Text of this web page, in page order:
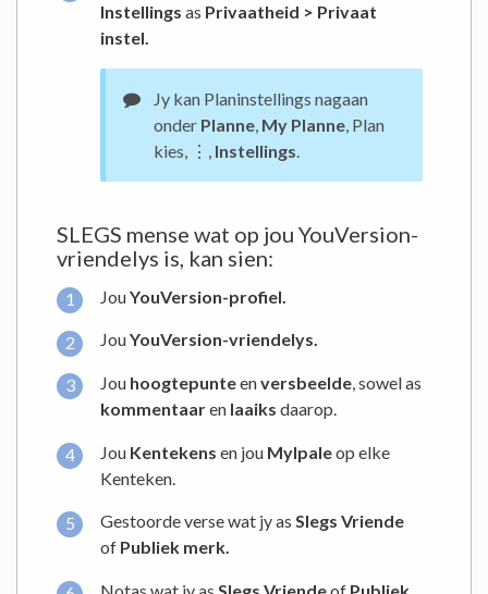
Instellings as Privaatheid > Privaat
instel.
Jy kan Planinstellings nagaan
onder Planne, My Planne, Plan
kies, ⋮, Instellings.
SLEGS mense wat op jou YouVersion-
vriendelys is, kan sien:
JouYouVersion-profiel.
JouYouVersion-vriendelys.
Jou hoogtepunteenversbeelde, sowel as
kommentaaren laaiks daarop.
Jou Kentekens en jou Mylpaleop elke
Kenteken.
Gestoorde verse wat jy as Slegs Vriende
of Publiek merk.